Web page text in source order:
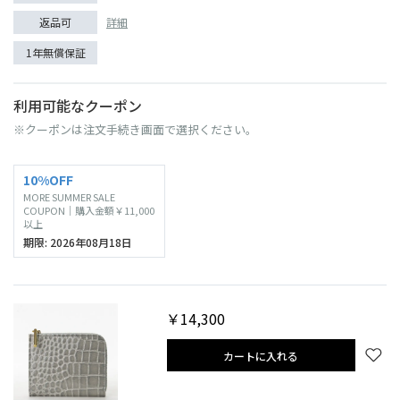
返品可
詳細
1年無償保証
利用可能なクーポン
※クーポンは注文手続き画面で選択ください。
10%OFF
MORE SUMMER SALE
COUPON｜購入金額￥11,000
以上
期限: 2026年08月18日
￥14,300
カートに入れる